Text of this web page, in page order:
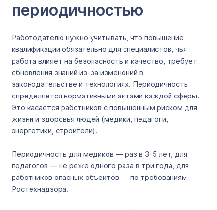
периодичностью
Работодателю нужно учитывать, что повышение
квалификации обязательно для специалистов, чья
работа влияет на безопасность и качество, требует
обновления знаний из-за изменений в
законодательстве и технологиях. Периодичность
определяется нормативными актами каждой сферы.
Это касается работников с повышенным риском для
жизни и здоровья людей (медики, педагоги,
энергетики, строители).
Периодичность для медиков — раз в 3-5 лет, для
педагогов — не реже одного раза в три года, для
работников опасных объектов — по требованиям
Ростехнадзора.